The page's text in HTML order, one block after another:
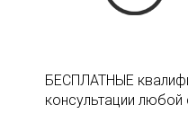
БЕСПЛАТНЫЕ
консультации